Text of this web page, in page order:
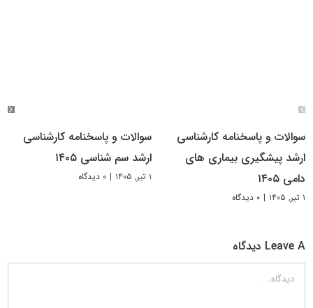
سوالات و پاسخنامه کارشناسی
ارشد پیشگیری بیماری های
دامی ۱۴۰۵
۱ تیر, ۱۴۰۵ | ۰ دیدگاه
سوالات و پاسخنامه کارشناسی
ارشد سم شناسی ۱۴۰۵
۱ تیر, ۱۴۰۵ | ۰ دیدگاه
Leave A دیدگاه
دیدگاه